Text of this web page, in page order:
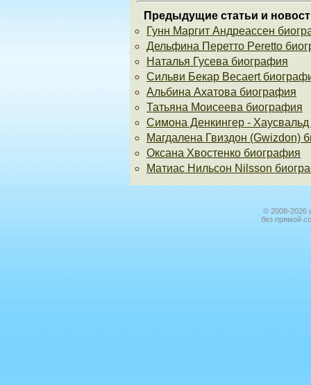
Предыдущие статьи и
Гунн Маргит Андреассен
Дельфина Перетто Peretto
Наталья Гусева биография
Сильви Бекар Becaert
Альбина Ахатова биография
Татьяна Моисеева биография
Симона Денкингер -
Магдалена Гвиздон (Gwizdon)
Оксана Хвостенко биография
Матиас Нильсон Nilsson
© 2008-2026
без прямой